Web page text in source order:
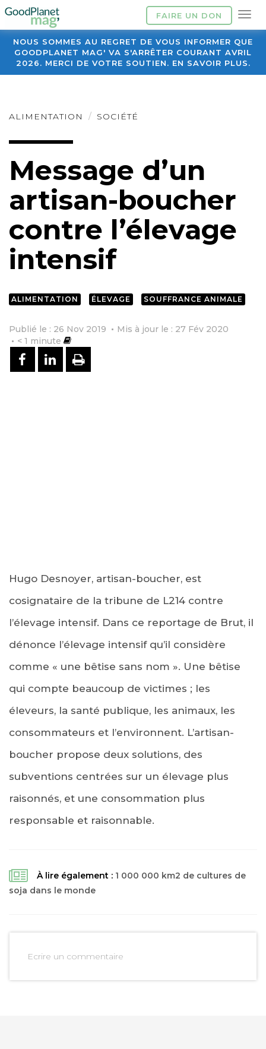
FAIRE UN DON
NOUS SOMMES AU REGRET DE VOUS INFORMER QUE
GOODPLANET MAG' VA S'ARRÊTER COURANT AVRIL
2026. MERCI DE VOTRE SOUTIEN. EN SAVOIR PLUS.
ALIMENTATION SOCIÉTÉ
Message d’un
artisan-boucher
contre l’élevage
intensif
ALIMENTATION ÉLEVAGE SOUFFRANCE ANIMALE
Publié le : 26 Nov 2019
Mis à jour le : 27 Fév 2020
< 1 minute
PARTAGER SUR FACEBOOK
PARTAGER SUR LINKEDIN
IMPRIMER
Hugo Desnoyer, artisan-boucher, est
cosignataire de la tribune de L214 contre
l’élevage intensif. Dans ce reportage de Brut, il
dénonce l’élevage intensif qu’il considère
comme « une bêtise sans nom ». Une bêtise
qui compte beaucoup de victimes ; les
éleveurs, la santé publique, les animaux, les
consommateurs et l’environnent. L’artisan-
boucher propose deux solutions, des
subventions centrées sur un élevage plus
raisonnés, et une consommation plus
responsable et raisonnable.
À lire également : 1 000 000 km2 de cultures de
soja dans le monde
Ecrire un commentaire